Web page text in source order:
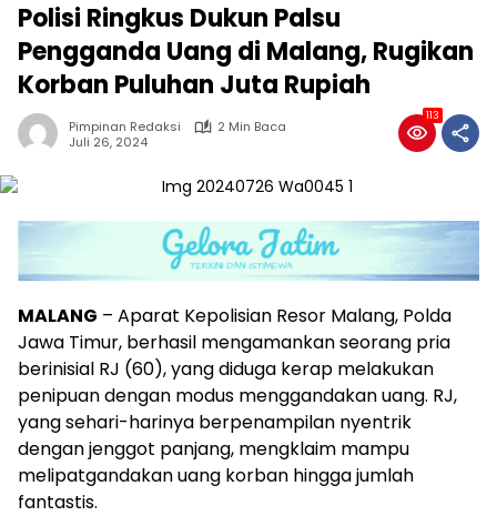
Polisi Ringkus Dukun Palsu
Pengganda Uang di Malang, Rugikan
Korban Puluhan Juta Rupiah
Pimpinan Redaksi
2 Min Baca
Juli 26, 2024
113
MALANG – Aparat Kepolisian Resor Malang, Polda
Jawa Timur, berhasil mengamankan seorang pria
berinisial RJ (60), yang diduga kerap melakukan
penipuan dengan modus menggandakan uang. RJ,
yang sehari-harinya berpenampilan nyentrik
dengan jenggot panjang, mengklaim mampu
melipatgandakan uang korban hingga jumlah
fantastis.